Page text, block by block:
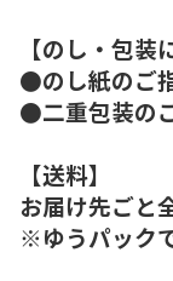
【のし・包装
●のし紙のご
●二重包装の
【送料】
お届け先ごと
※ゆうパック